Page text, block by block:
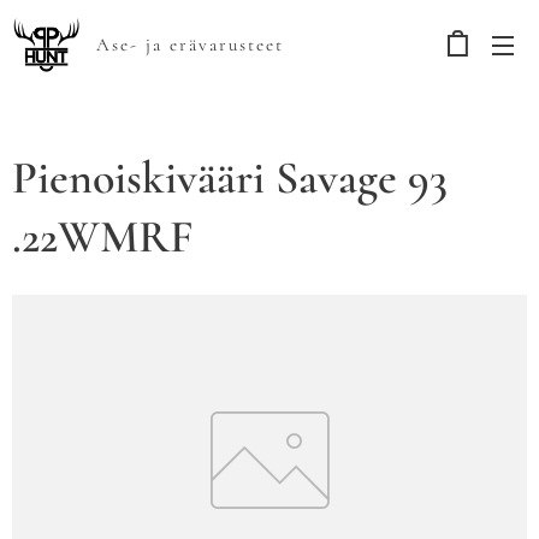
Ase- ja erävarusteet
Pienoiskivääri Savage 93
.22WMRF